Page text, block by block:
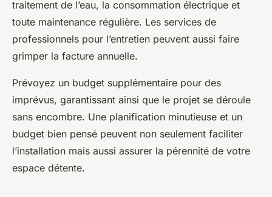
traitement de l’eau, la consommation électrique et
toute maintenance régulière. Les services de
professionnels pour l’entretien peuvent aussi faire
grimper la facture annuelle.
Prévoyez un budget supplémentaire pour des
imprévus, garantissant ainsi que le projet se déroule
sans encombre. Une planification minutieuse et un
budget bien pensé peuvent non seulement faciliter
l’installation mais aussi assurer la pérennité de votre
espace détente.